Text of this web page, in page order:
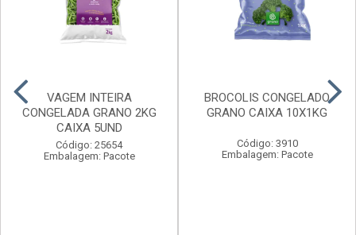
VAGEM INTEIRA
CONGELADA GRANO 2KG
CAIXA 5UND
Código: 25654
Embalagem: Pacote
BROCOLIS CONGELADO
GRANO CAIXA 10X1KG
Código: 3910
Embalagem: Pacote